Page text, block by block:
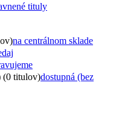
tituly
na centrálnom sklade
(0 titulov)dostupná (bez